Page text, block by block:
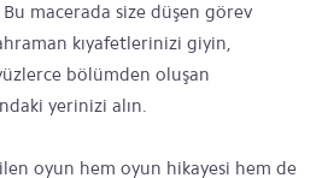
Bu macerada size düşen görev
kıyafetlerinizi giyin,
bölümden oluşan
yerinizi alın.
oyun hem oyun hikayesi hem de